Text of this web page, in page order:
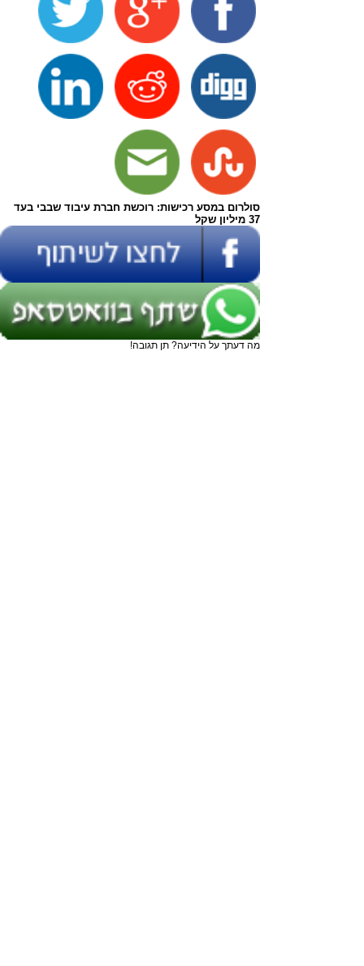
סולרום במסע רכישות: רוכשת חברת עיבוד שבבי בעד
37 מיליון שקל
מה דעתך על הידיעה? תן תגובה!